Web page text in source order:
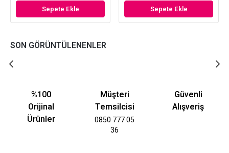
Sepete Ekle Sepete Ekle
SON GÖRÜNTÜLENENLER
%100
Orijinal
Ürünler
Müşteri
Temsilcisi
0850 777 05
36
Güvenli
Alışveriş